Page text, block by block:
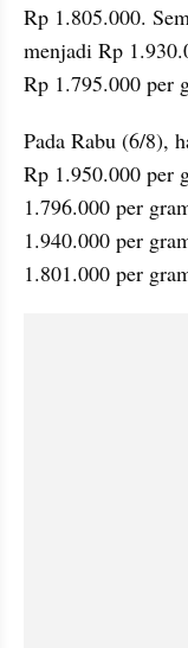
Rp 1.805.000.
menjadi Rp
Rp 1.795.000 per
Pada Rabu (6/8),
Rp 1.950.000 per
1.796.000 per
1.940.000 per
1.801.000 per